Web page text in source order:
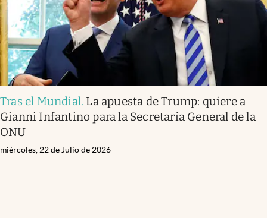
Tras el Mundial. La apuesta de Trump: quiere a
Gianni Infantino para la Secretaría General de la
ONU
miércoles, 22 de Julio de 2026